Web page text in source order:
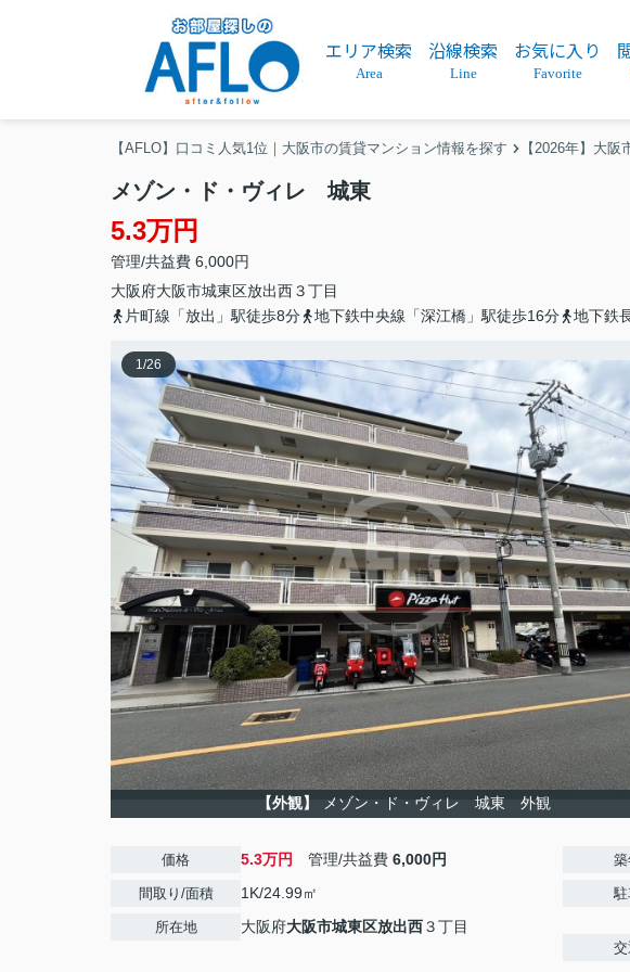
エリア検索
Area
沿線検索
Line
お気に入り
Favorite
【AFLO】口コミ人気1位｜大阪市の賃貸マンション情報を探す 【2026年】大
メゾン・ド・ヴィレ 城東
5.3万円
管理/共益費 6,000円
大阪府大阪市城東区放出西３丁目
片町線「放出」駅徒歩8分
地下鉄中央線「深江橋」駅徒歩16分 地下鉄
1/26
【外観】 メゾン・ド・ヴィレ 城東 外観
価格 5.3万円 管理/共益費 6,000円
間取り/面積 1K/24.99㎡
所在地 大阪府大阪市城東区放出西３丁目
交